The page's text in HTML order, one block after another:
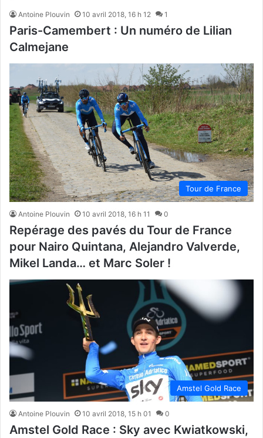
Antoine Plouvin 10 avril 2018, 16 h 12 1
Paris-Camembert : Un numéro de Lilian
Calmejane
Tour de France
Antoine Plouvin 10 avril 2018, 16 h 11 0
Repérage des pavés du Tour de France
pour Nairo Quintana, Alejandro Valverde,
Mikel Landa… et Marc Soler !
Amstel Gold Race
Antoine Plouvin 10 avril 2018, 15 h 01 0
Amstel Gold Race : Sky avec Kwiatkowski,